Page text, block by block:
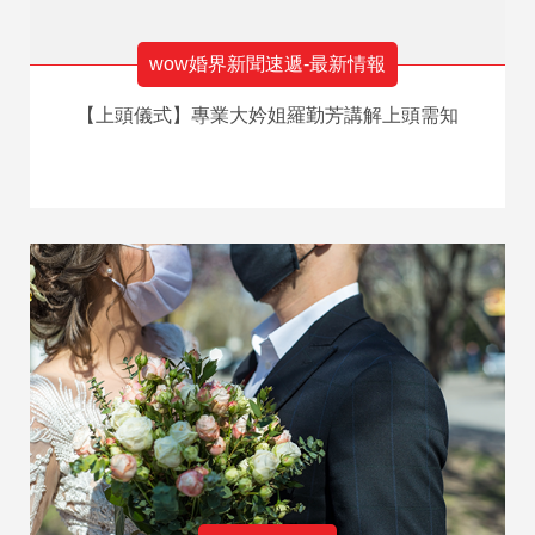
wow婚界新聞速遞-最新情報
【上頭儀式】專業大妗姐羅勤芳講解上頭需知